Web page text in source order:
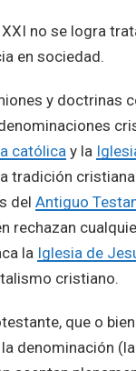
no se logra
en sociedad.
y doctrinas
católica y la
tradición
del Antiguo
rechazan
la Iglesia de
cristiano.
que o
denominación (la